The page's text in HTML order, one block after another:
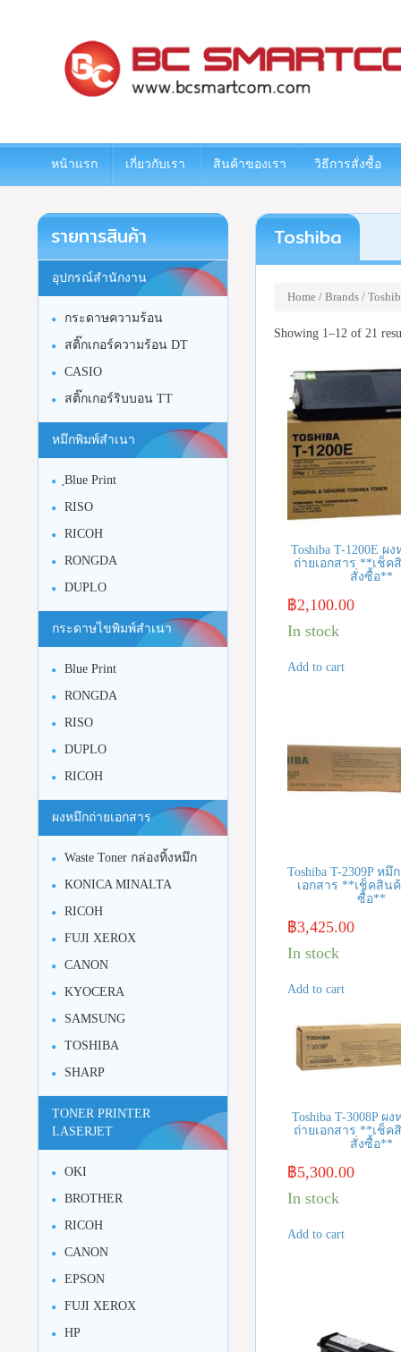
หน้าแรก เกี่ยวกับเรา สินค้าของเรา วิธีการสั่งซื้อ
Toshiba
Home/ Brands /
Showing 1–12 of 21
Toshiba T-1200E ผ
ถ่ายเอกสาร **เช็ค
สั่งซื้อ**
฿2,100.00
In stock
Add to cart
Toshiba T-2309P หมึ
เอกสาร **เช็คสิน
ซื้อ**
฿3,425.00
In stock
Add to cart
Toshiba T-3008P ผ
ถ่ายเอกสาร **เช็ค
สั่งซื้อ**
฿5,300.00
In stock
Add to cart
รายการสินค้า
อุปกรณ์สำนักงาน
กระดาษความร้อน
สติ๊กเกอร์ความร้อน DT
CASIO
สติ๊กเกอร์ริบบอน TT
หมึกพิมพ์สำเนา
ฺBlue Print
RISO
RICOH
RONGDA
DUPLO
กระดาษไขพิมพ์สำเนา
Blue Print
RONGDA
RISO
DUPLO
RICOH
ผงหมึกถ่ายเอกสาร
Waste Toner กล่องทิ้งหมึก
KONICA MINALTA
RICOH
FUJI XEROX
CANON
KYOCERA
SAMSUNG
TOSHIBA
SHARP
TONER PRINTER
LASERJET
OKI
BROTHER
RICOH
CANON
EPSON
FUJI XEROX
HP